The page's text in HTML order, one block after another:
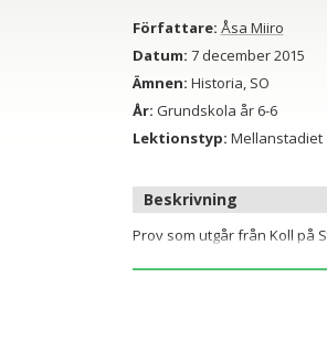
Författare: Åsa Miiro
Datum: 7 december 2015
Ämnen: Historia, SO
År: Grundskola år 6-6
Lektionstyp: Mellanstadiet
Beskrivning
Prov som utgår från Koll på